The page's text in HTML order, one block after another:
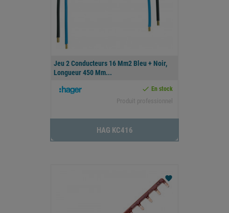
Jeu 2 Conducteurs 16 Mm2 Bleu + Noir,
Longueur 450 Mm...
 En stock
Produit professionnel
HAG KC416
favorite